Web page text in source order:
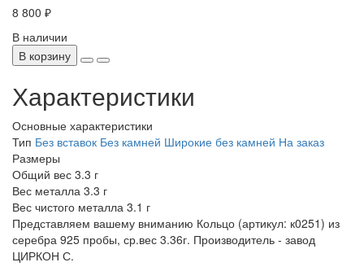
8 800 ₽
В наличии
В корзину
Характеристики
Основные характеристики
Тип Без вставок Без камней Широкие без камней На заказ
Размеры
Общий вес 3.3 г
Вес металла 3.3 г
Вес чистого металла 3.1 г
Представляем вашему вниманию Кольцо (артикул: к0251) из
серебра 925 пробы, ср.вес 3.36г. Производитель - завод
ЦИРКОН С.